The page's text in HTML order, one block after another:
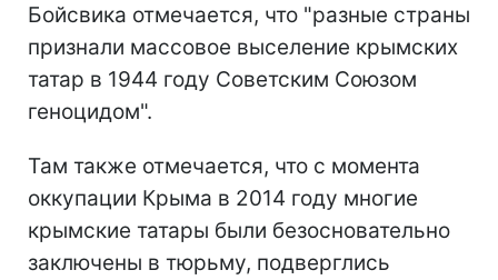
Бойсвика отмечается, что "разные страны
признали массовое выселение крымских
татар в 1944 году Советским Союзом
геноцидом".
Там также отмечается, что с момента
оккупации Крыма в 2014 году многие
крымские татары были безосновательно
заключены в тюрьму, подверглись